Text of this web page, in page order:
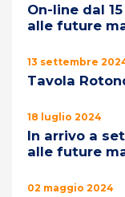
On-line dal
alle future
13 settembre
Tavola
18 luglio 2024
In arrivo a
alle future
02 maggio 2024